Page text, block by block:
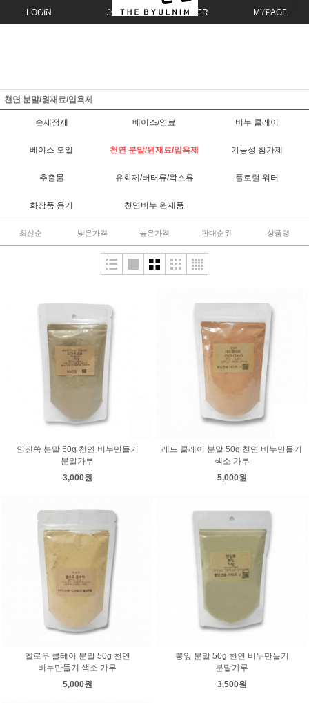
LOGIN JOIN ORDER MYPAGE
천연 분말/원재료/입욕제
손세정제 베이스/염료 비누 클레이
베이스 오일 천연 분말/원재료/입욕제 기능성 첨가제
추출물 유화제/버터류/왁스류 플로럴 워터
화장품 용기 천연비누 완제품
최신순 낮은가격 높은가격 판매순위 상품명
인진쑥 분말 50g 천연 비누만들기
분말가루
3,000원
레드 클레이 분말 50g 천연 비누만들기
색소 가루
5,000원
옐로우 클레이 분말 50g 천연
비누만들기 색소 가루
5,000원
뽕잎 분말 50g 천연 비누만들기
분말가루
3,500원